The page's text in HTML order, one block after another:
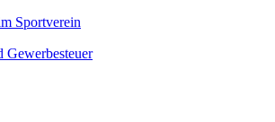
Sportverein